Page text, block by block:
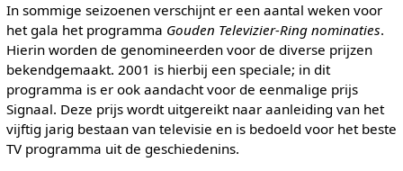
In sommige seizoenen verschijnt er een aantal weken voor
het gala het programma Gouden Televizier-Ring nominaties.
Hierin worden de genomineerden voor de diverse prijzen
bekendgemaakt. 2001 is hierbij een speciale; in dit
programma is er ook aandacht voor de eenmalige prijs
Signaal. Deze prijs wordt uitgereikt naar aanleiding van het
vijftig jarig bestaan van televisie en is bedoeld voor het beste
TV programma uit de geschiedenins.